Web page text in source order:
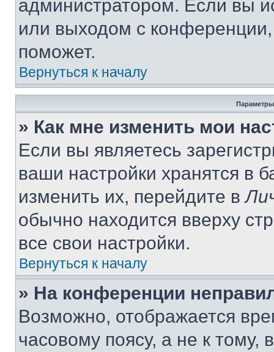
администратором. Если вы
или выходом с
поможет.
Вернуться к началу
Параметры
» Как мне изменить мои
Если вы являетесь
ваши настройки хранятся в
изменить их, перейдите в
обычно находится вверху
все свои настройки.
Вернуться к началу
» На конференции
Возможно, отображается
часовому поясу, а не к тому,